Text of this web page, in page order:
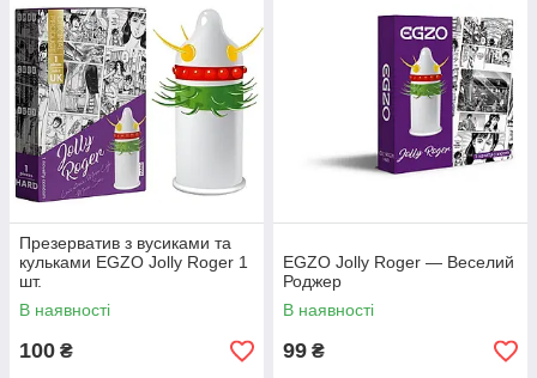
Презерватив з вусиками та
кульками EGZO Jolly Roger 1
шт.
В наявності
100 ₴
EGZO Jolly Roger — Веселий
Роджер
В наявності
99 ₴